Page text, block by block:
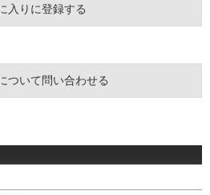
入りに登録する
ついて問い合わせる